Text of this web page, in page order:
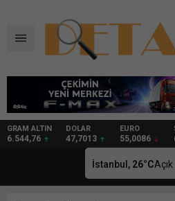
DOLAR
47,7013
EURO
55,0086
STERLİN
64,2273
İstanbul, 26°CAçık